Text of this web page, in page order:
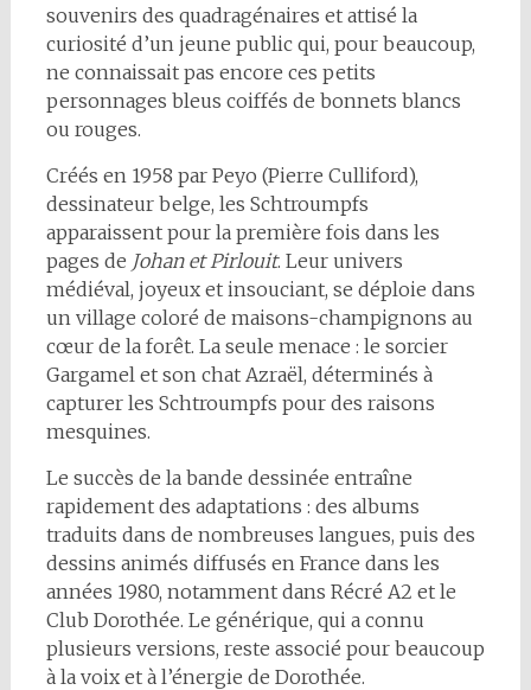
souvenirs des quadragénaires et attisé la
curiosité d’un jeune public qui, pour beaucoup,
ne connaissait pas encore ces petits
personnages bleus coiffés de bonnets blancs
ou rouges.
Créés en 1958 par Peyo (Pierre Culliford),
dessinateur belge, les Schtroumpfs
apparaissent pour la première fois dans les
pages de Johan et Pirlouit. Leur univers
médiéval, joyeux et insouciant, se déploie dans
un village coloré de maisons-champignons au
cœur de la forêt. La seule menace : le sorcier
Gargamel et son chat Azraël, déterminés à
capturer les Schtroumpfs pour des raisons
mesquines.
Le succès de la bande dessinée entraîne
rapidement des adaptations : des albums
traduits dans de nombreuses langues, puis des
dessins animés diffusés en France dans les
années 1980, notamment dans Récré A2 et le
Club Dorothée. Le générique, qui a connu
plusieurs versions, reste associé pour beaucoup
à la voix et à l’énergie de Dorothée.